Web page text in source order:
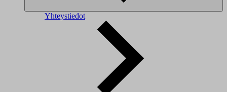
Yhteystiedot